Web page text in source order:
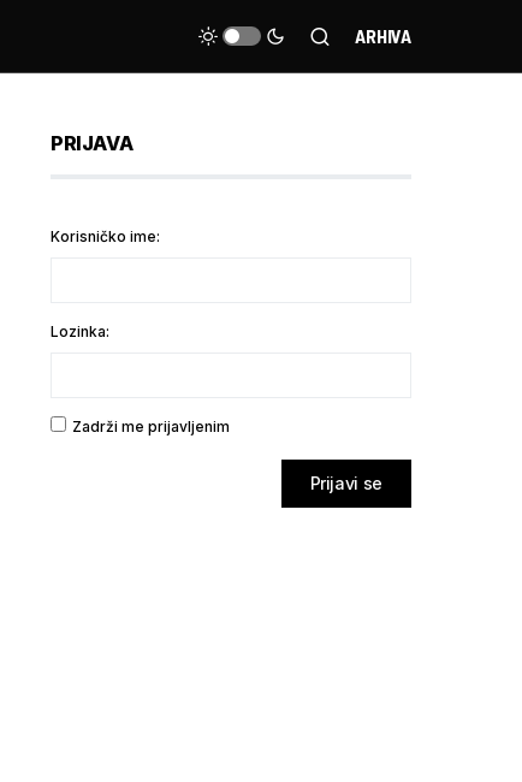
ARHIVA
PRIJAVA
Korisničko ime:
Lozinka:
Zadrži me prijavljenim
Prijavi se